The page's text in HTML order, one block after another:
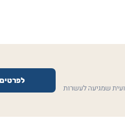
שמגיעה לעשרות